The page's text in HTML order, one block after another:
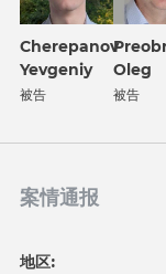
Cherepanov
Yevgeniy
被告
Oleg
被告
案情通报
地区: